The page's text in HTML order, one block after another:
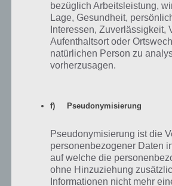
Wenn du noch weitere Tipps und Tricks zu
Survival hast, dann schreibe doch einfach
umfangreicher kann dieser Artikel werden.
Fraktion. Ab Stufe 5 kann man hierbei nicht
gründen, sondern auch einer vorhandenen
wir auf einige Aspekte hinweisen.
bezüglich Arbeitsleistung,
Lage, Gesundheit,
Interessen, Zuverlässigkeit,
Aufenthaltsort oder
natürlichen Person zu
vorherzusagen.
f) Pseudonymisierung
Pseudonymisierung ist die
personenbezogener Daten
auf welche die
ohne Hinzuziehung
Informationen nicht mehr